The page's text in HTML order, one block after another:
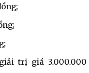
trị giá 3.000.000